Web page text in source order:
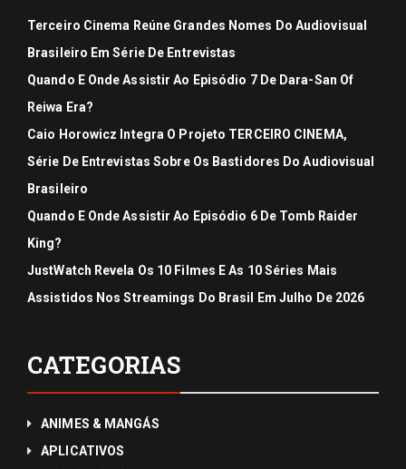
Terceiro Cinema Reúne Grandes Nomes Do Audiovisual
Brasileiro Em Série De Entrevistas
Quando E Onde Assistir Ao Episódio 7 De Dara-San Of
Reiwa Era?
Caio Horowicz Integra O Projeto TERCEIRO CINEMA,
Série De Entrevistas Sobre Os Bastidores Do Audiovisual
Brasileiro
Quando E Onde Assistir Ao Episódio 6 De Tomb Raider
King?
JustWatch Revela Os 10 Filmes E As 10 Séries Mais
Assistidos Nos Streamings Do Brasil Em Julho De 2026
CATEGORIAS
ANIMES & MANGÁS
APLICATIVOS